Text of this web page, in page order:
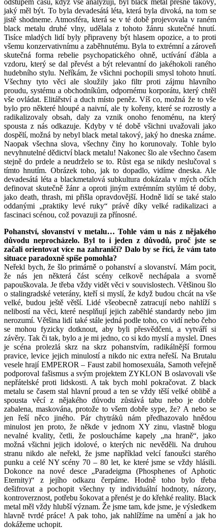
jaký měl být. To byla devadesátá léta, která byla divoká, na tom se
jistě shodneme. Atmosféra, která se v té době projevovala v raném
black metalu druhé vlny, udělala z tohoto žánru skutečné hnutí.
Tisíce mladých lidí byly připraveny být hlasem opozice, a to proti
všemu konzervativnímu a zaběhnutému. Byla to extrémní a zároveň
skutečná forma rebelie psychopatického ohně, uctívání ďábla a
vzdoru, který se dal převést a být relevantní do jakéhokoli raného
hudebního stylu. Neříkám, že všichni pochopili smysl tohoto hnutí.
Všechny tyto věci ale sloužily jako filtr proti zájmu hlavního
proudu, systému a obchodníkům, odpornému korporátu, který chtěl
vše ovládat. Elitářství a duch místo peněz. Víš co, možná že to vše
bylo pro některé hloupé a naivní, ale ty kořeny, které se rozrostly a
radikalizovaly obsah, daly za vznik onoho fenoménu, na který
spousta z nás odkazuje. Kdyby v té době všichni uvažovali jako
dospělí, možná by nebyl black metal takový, jaký ho dneska známe.
Naopak všechna slova, všechny činy ho korunovaly. Tohle bylo
nevyhnutelné dědictví black metalu! Nakonec šlo ale všechno časem
stejně do prdele a neudrželo se to. Růst ega se nikdy neslučoval s
tímto hnutím. Obrázek toho, jak to dopadlo, vidíme dneska. Ale
devadesátá léta a blackmetalová subkultura dokázala v mých očích
definovat skutečně žánr a oproti jiným extrémním stylům té doby,
jako death, thrash, mi přišla opravdovější. Hodně lidí se také stalo
oddanými „praktiky levé ruky“ právě díky velké radikalizaci a
fascinaci scénou, což povazuji za přínosné.
Pohanství, slovanství v metalu… Tohle vám u nás z nějakého
důvodu neprocházelo. Byl to i jeden z důvodů, proč jste se
začali orientovat více na zahraničí? Dalo by se říci, že vám tato
situace paradoxně spíše pomohla?
Neřekl bych, že šlo primárně o pohanství a slovanství. Mám pocit,
že nás jen některá část scény celkově nechápala a svorně
papouškovala. Je třeba vždy vidět věci v souvislostech. Většinou šlo
o stalingradské veterány, kteří si myslí, že když budou chcát na vše
velké, budou ještě větší. Lidé všeobecně zatracují nebo nahlíží s
nelibostí na věci, které nesplňují jejich zaběhlé standardy nebo jim
nerozumí. Většina lidí také stále jedná podle toho, co vidí nebo čeho
se mohou fyzicky dotknout, aby byli přesvědčeni, a vytváří si
závěry. Tak či tak, bylo a je mi jedno, co si kdo myslí a myslel. Dnes
je scéna prolezlá skrz na skrz pohanstvím, radikálnější formou
pravice, levice jejich minulostí a nikdo nic extra neřeší. Na Brutalu
vesele hrají EMPEROR – Faust zabil homosexuála, Samoth veřejně
podporoval fašismus a svým projektem ZYKLON B oslavovali vše
nepřátelské proti lidskosti. A tak bych mohl pokračovat. Z black
metalu se časem stal hlavní proud a ten se vždy těší velké oblibě a
spousta věcí z nějakého důvodu zůstává tabu nebo je dobře
zabalena, maskována, protože to všem dobře sype, že? A nebo se
jen řeší něco jiného. Pár chytráků nám předhazovalo hnědou
minulost jen proto, že někde v jednom XY zinu, vlastně blogu
nevalné kvality, četli, že posloucháme kapely „na hraně“, jako
možná všichni jejich idolové, o kterých nic nevěděli. Na druhou
stranu nikdo ale neřekl, že jsme například velcí fanoušci starého
punku a celé NY scény 70 – 80 let, ke které jsme se vždy hlásili.
Dokonce na nové desce „Paradeigma (Phosphenes of Aphotic
Eternity)“ z jejího odkazu čerpáme. Hodně toho bylo třeba
dešifrovat a pochopit všechny ty individuální hodnoty, názory,
kontroverznost, potřebu šokovat a přenést je do křehké reality. Black
metal měl vždy hlubší význam. Že jsme tam, kde jsme, je výsledkem
hlavně tvrdé práce! A pak toho, jak nahlížíme na umění a jak ho
dokážeme uchopit.